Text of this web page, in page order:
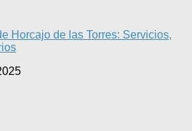
Horcajo de las Torres: Servicios,